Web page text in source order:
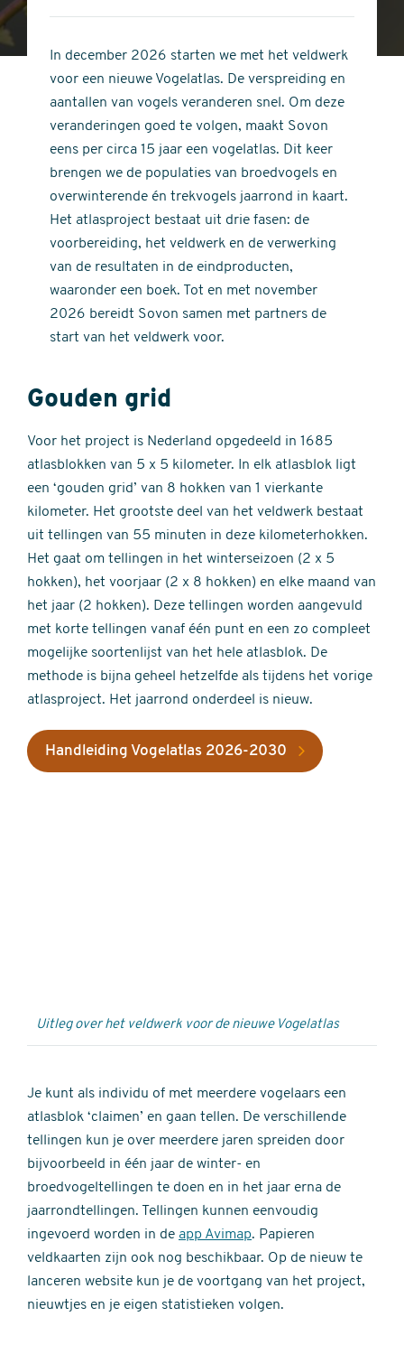
stars
of
stars
In december 2026 starten we met het veldwerk
voor een nieuwe Vogelatlas. De verspreiding en
aantallen van vogels veranderen snel. Om deze
veranderingen goed te volgen, maakt Sovon
eens per circa 15 jaar een vogelatlas. Dit keer
brengen we de populaties van broedvogels en
overwinterende én trekvogels jaarrond in kaart.
Het atlasproject bestaat uit drie fasen: de
voorbereiding, het veldwerk en de verwerking
van de resultaten in de eindproducten,
waaronder een boek. Tot en met november
2026 bereidt Sovon samen met partners de
start van het veldwerk voor.
Gouden grid
Voor het project is Nederland opgedeeld in 1685
atlasblokken van 5 x 5 kilometer. In elk atlasblok ligt
een ‘gouden grid’ van 8 hokken van 1 vierkante
kilometer. Het grootste deel van het veldwerk bestaat
uit tellingen van 55 minuten in deze kilometerhokken.
Het gaat om tellingen in het winterseizoen (2 x 5
hokken), het voorjaar (2 x 8 hokken) en elke maand van
het jaar (2 hokken). Deze tellingen worden aangevuld
met korte tellingen vanaf één punt en een zo compleet
mogelijke soortenlijst van het hele atlasblok. De
methode is bijna geheel hetzelfde als tijdens het vorige
atlasproject. Het jaarrond onderdeel is nieuw.
Handleiding Vogelatlas 2026-2030
Uitleg over het veldwerk voor de nieuwe Vogelatlas
Je kunt als individu of met meerdere vogelaars een
atlasblok ‘claimen’ en gaan tellen. De verschillende
tellingen kun je over meerdere jaren spreiden door
bijvoorbeeld in één jaar de winter- en
broedvogeltellingen te doen en in het jaar erna de
jaarrondtellingen. Tellingen kunnen eenvoudig
ingevoerd worden in de app Avimap. Papieren
veldkaarten zijn ook nog beschikbaar. Op de nieuw te
lanceren website kun je de voortgang van het project,
nieuwtjes en je eigen statistieken volgen.